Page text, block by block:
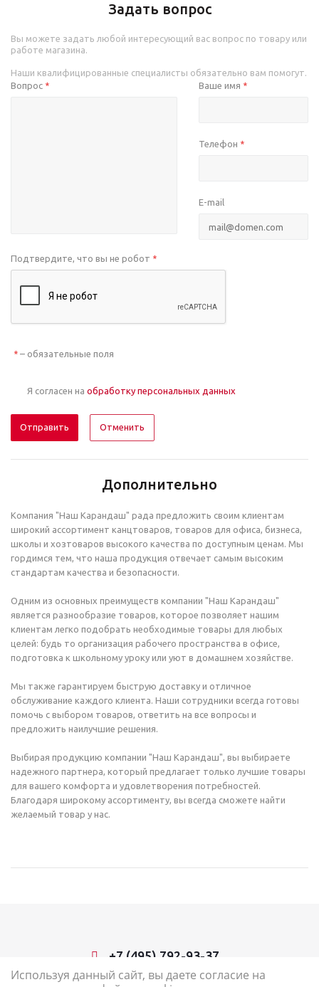
Задать вопрос
Вы можете задать любой интересующий вас вопрос по товару или
работе магазина.
Наши квалифицированные специалисты обязательно вам помогут.
Вопрос * Ваше имя *
Телефон *
E-mail
Подтвердите, что вы не робот *
* – обязательные поля
Я согласен на обработку персональных данных
Отменить
Дополнительно
Компания "Наш Карандаш" рада предложить своим клиентам
широкий ассортимент канцтоваров, товаров для офиса, бизнеса,
школы и хозтоваров высокого качества по доступным ценам. Мы
гордимся тем, что наша продукция отвечает самым высоким
стандартам качества и безопасности.
Одним из основных преимуществ компании "Наш Карандаш"
является разнообразие товаров, которое позволяет нашим
клиентам легко подобрать необходимые товары для любых
целей: будь то организация рабочего пространства в офисе,
подготовка к школьному уроку или уют в домашнем хозяйстве.
Мы также гарантируем быструю доставку и отличное
обслуживание каждого клиента. Наши сотрудники всегда готовы
помочь с выбором товаров, ответить на все вопросы и
предложить наилучшие решения.
Выбирая продукцию компании "Наш Карандаш", вы выбираете
надежного партнера, который предлагает только лучшие товары
для вашего комфорта и удовлетворения потребностей.
Благодаря широкому ассортименту, вы всегда сможете найти
желаемый товар у нас.
+7 (495) 792-93-37
Используя данный сайт, вы даете согласие на